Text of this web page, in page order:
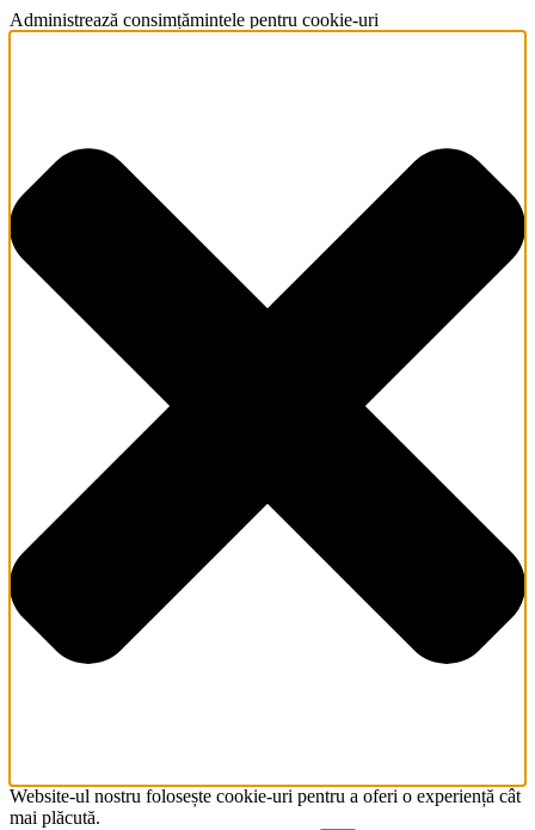
Administrează consimțămintele pentru cookie-uri
Website-ul nostru folosește cookie-uri pentru a oferi o experiență cât
mai plăcută.